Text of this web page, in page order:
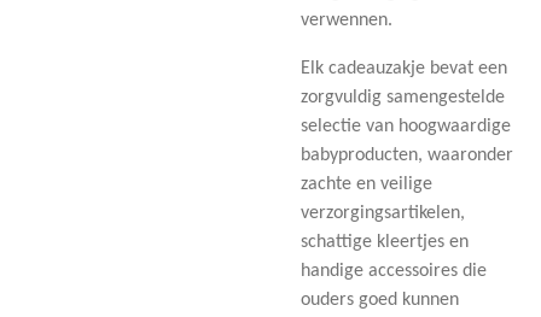
verwennen.
Elk cadeauzakje bevat een
zorgvuldig samengestelde
selectie van hoogwaardige
babyproducten, waaronder
zachte en veilige
verzorgingsartikelen,
schattige kleertjes en
handige accessoires die
ouders goed kunnen